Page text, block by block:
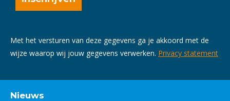
Met het versturen van deze gegevens ga je akkoord met de
wijze waarop wij jouw gegevens verwerken. Privacy statement
Nieuws